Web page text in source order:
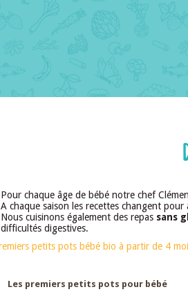
Pour chaque âge de bébé notre chef
A chaque saison les recettes changent pour
Nous cuisinons également des repas sans
difficultés digestives.
Les premiers petits pots pour bébé